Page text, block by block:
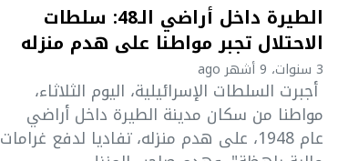
الطيرة داخل أراضي الـ48: سلطات
الاحتلال تجبر مواطنا على هدم منزله
3 سنوات، 9 أشهر ago
أجبرت السلطات الإسرائيلية، اليوم الثلاثاء،
مواطنا من سكان مدينة الطيرة داخل أراضي
عام 1948، على هدم منزله، تفاديا لدفع غرامات